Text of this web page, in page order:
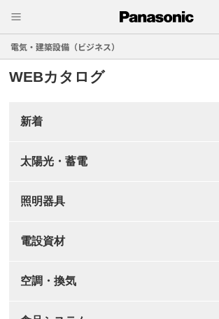
電気・建築設備（ビジネス）
WEBカタログ
新着
太陽光・蓄電
照明器具
電設資材
空調・換気